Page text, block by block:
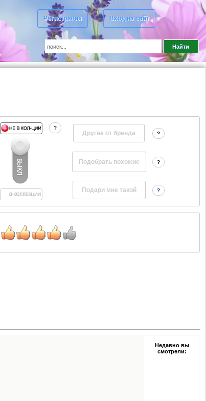
Регистрация Вход на сайт
?
Другие от бренда ?
?
?
Недавно вы
смотрели: